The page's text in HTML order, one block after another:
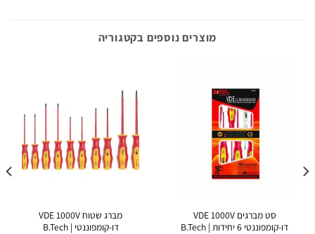
מוצרים נוספים בקטגוריה
סט מברגים VDE 1000V
דו-קומפוננטי 6 יחידות | B.Tech
מברג שטוח VDE 1000V
דו-קומפוננטי | B.Tech